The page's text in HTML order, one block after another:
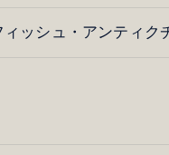
ッシュ・アンティク